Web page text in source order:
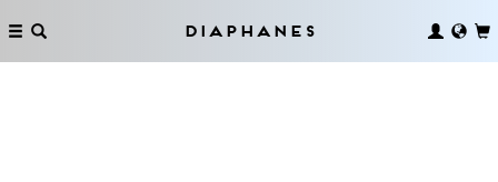
Diaphanes